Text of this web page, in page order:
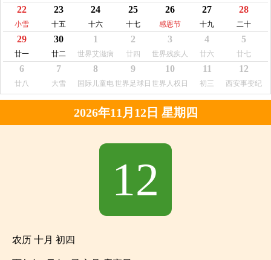
22
小雪
23
十五
24
十六
25
十七
26
感恩节
27
十九
28
二十
29
廿一
30
廿二
1
世界艾滋病
日
2
廿四
3
世界残疾人
日
4
廿六
5
廿七
6
廿八
7
大雪
8
国际儿童电
视日
9
世界足球日
10
世界人权日
11
初三
12
西安事变纪
念日
2026年11月12日 星期四
12
农历 十月 初四